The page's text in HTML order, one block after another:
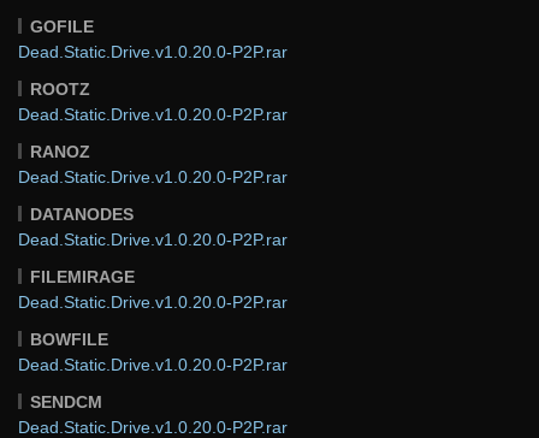
GOFILE
Dead.Static.Drive.v1.0.20.0-P2P.rar
ROOTZ
Dead.Static.Drive.v1.0.20.0-P2P.rar
RANOZ
Dead.Static.Drive.v1.0.20.0-P2P.rar
DATANODES
Dead.Static.Drive.v1.0.20.0-P2P.rar
FILEMIRAGE
Dead.Static.Drive.v1.0.20.0-P2P.rar
BOWFILE
Dead.Static.Drive.v1.0.20.0-P2P.rar
SENDCM
Dead.Static.Drive.v1.0.20.0-P2P.rar